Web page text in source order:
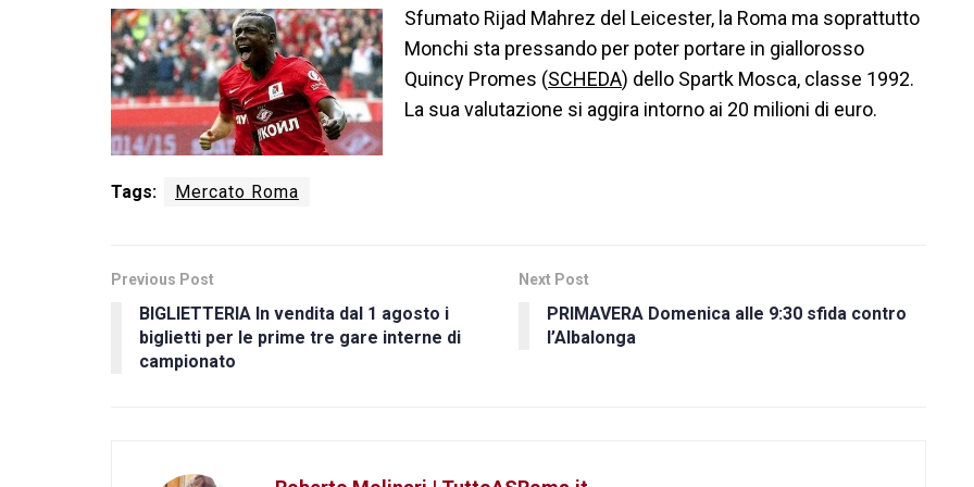
Sfumato Rijad Mahrez del Leicester, la Roma ma soprattutto
Monchi sta pressando per poter portare in giallorosso
Quincy Promes (SCHEDA) dello Spartk Mosca, classe 1992.
La sua valutazione si aggira intorno ai 20 milioni di euro.
Tags: Mercato Roma
Previous Post
BIGLIETTERIA In vendita dal 1 agosto i
biglietti per le prime tre gare interne di
campionato
Next Post
PRIMAVERA Domenica alle 9:30 sfida contro
l’Albalonga